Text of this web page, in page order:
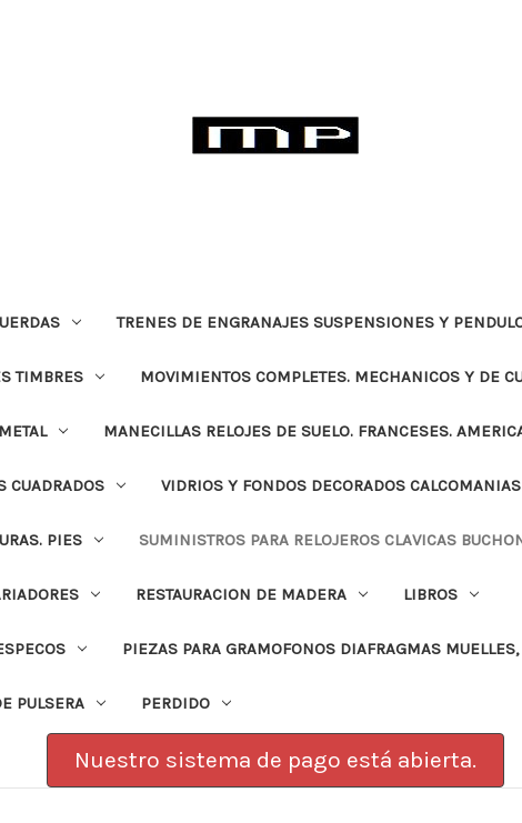
TRENES DE ENGRANAJES SUSPENSIONES Y
TIMBRES MOVIMIENTOS COMPLETES. MECHANICOS Y DE
MANECILLAS RELOJES DE SUELO. FRANCESES.
CUADRADOS VIDRIOS Y FONDOS DECORADOS
PIES SUMINISTROS PARA RELOJEROS CLAVICAS
RESTAURACION DE MADERA LIBROS
PIEZAS PARA GRAMOFONOS DIAFRAGMAS MUELLES,
PULSERA PERDIDO
Nuestro sistema de pago está abierta.